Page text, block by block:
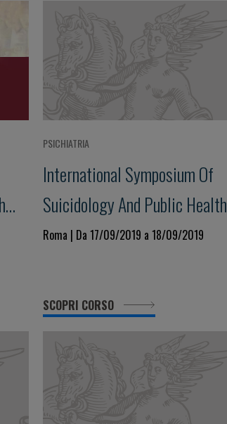
PSICHIATRIA
International Symposium Of
Suicidology And Public Health
Roma | Da 17/09/2019 a 18/09/2019
SCOPRI CORSO